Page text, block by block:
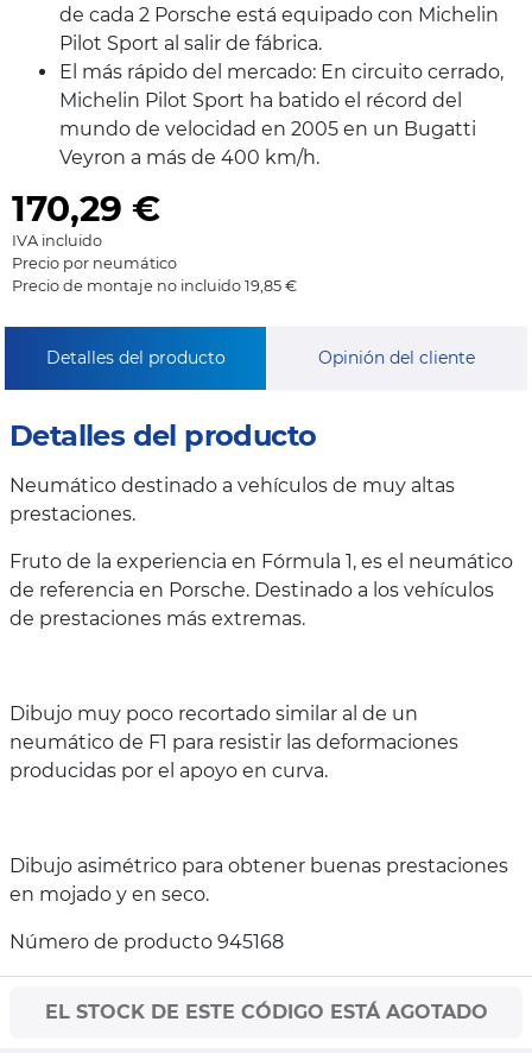
de cada 2 Porsche está equipado con Michelin
Pilot Sport al salir de fábrica.
El más rápido del mercado: En circuito cerrado,
Michelin Pilot Sport ha batido el récord del
mundo de velocidad en 2005 en un Bugatti
Veyron a más de 400 km/h.
170,29 €
IVA incluido
Precio por neumático
Precio de montaje no incluido 19,85 €
Detalles del producto Opinión del cliente
Detalles del producto
Neumático destinado a vehículos de muy altas
prestaciones.
Fruto de la experiencia en Fórmula 1, es el neumático
de referencia en Porsche. Destinado a los vehículos
de prestaciones más extremas.
Dibujo muy poco recortado similar al de un
neumático de F1 para resistir las deformaciones
producidas por el apoyo en curva.
Dibujo asimétrico para obtener buenas prestaciones
en mojado y en seco.
Número de producto 945168
EL STOCK DE ESTE CÓDIGO ESTÁ AGOTADO